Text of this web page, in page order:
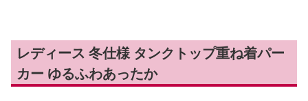
レディース 冬仕様 タンクトップ重ね着パー
カー ゆるふわあったか